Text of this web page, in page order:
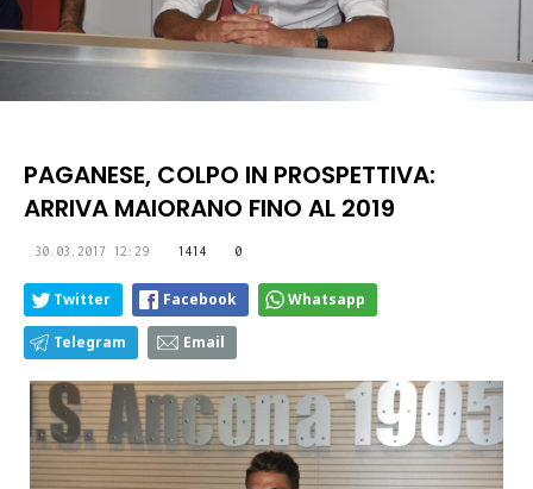
PAGANESE, COLPO IN PROSPETTIVA:
ARRIVA MAIORANO FINO AL 2019
30.03.2017 12:29 1414 0
Twitter Facebook Whatsapp
Telegram Email